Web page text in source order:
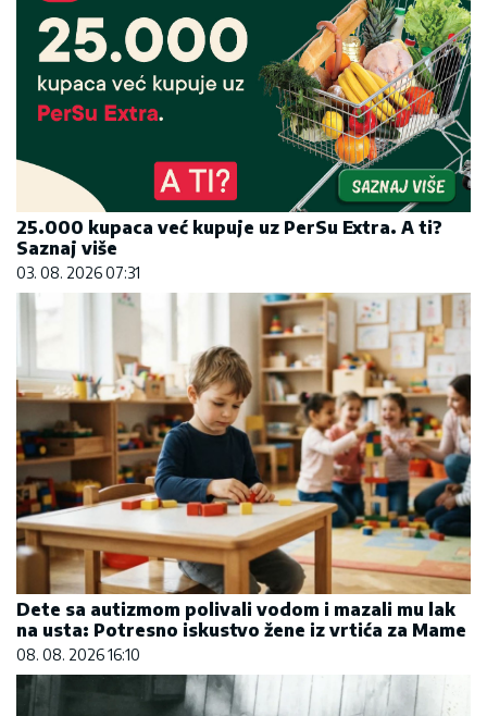
25.000 kupaca već kupuje uz PerSu Extra. A ti?
Saznaj više
03. 08. 2026 07:31
Dete sa autizmom polivali vodom i mazali mu lak
na usta: Potresno iskustvo žene iz vrtića za Mame
08. 08. 2026 16:10